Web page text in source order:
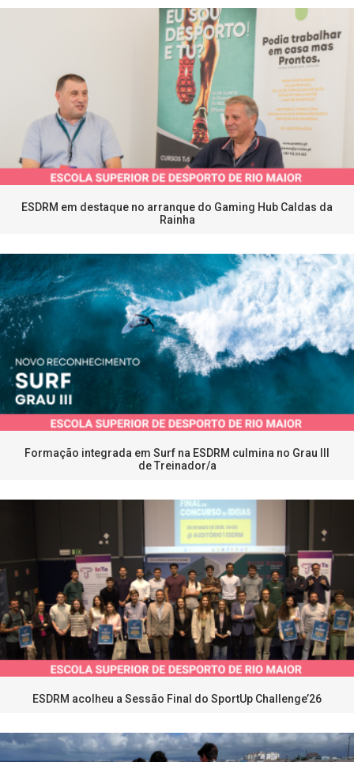
ESDRM em destaque no arranque do Gaming Hub Caldas da
Rainha
Formação integrada em Surf na ESDRM culmina no Grau III
de Treinador/a
ESDRM acolheu a Sessão Final do SportUp Challenge’26